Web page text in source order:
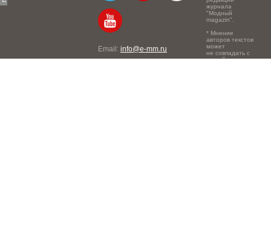
Email: info@e-mm.ru
журнала
"Модный
magazin".
* Мнение
авторов текстов
может
не совпадать с
точкой зрения